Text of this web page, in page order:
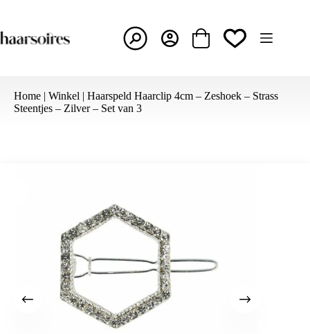
de
inhoud
Winkelwagen
Home | Winkel | Haarspeld Haarclip 4cm – Zeshoek – Strass
Steentjes – Zilver – Set van 3